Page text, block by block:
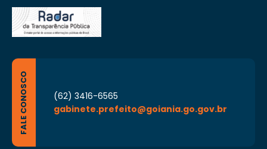
FALE CONOSCO
(62) 3416-6565
gabinete.prefeito@goiania.go.gov.br